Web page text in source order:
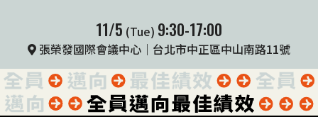
11/5 (Tue) 9:30-17:00
張榮發國際會議中心｜台北市中正區中山南路11號